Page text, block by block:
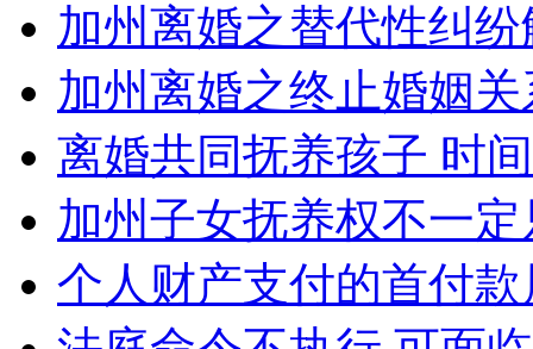
加州离婚之替代性纠
加州离婚之终止婚姻关
离婚共同抚养孩子 时
加州子女抚养权不一
个人财产支付的首付